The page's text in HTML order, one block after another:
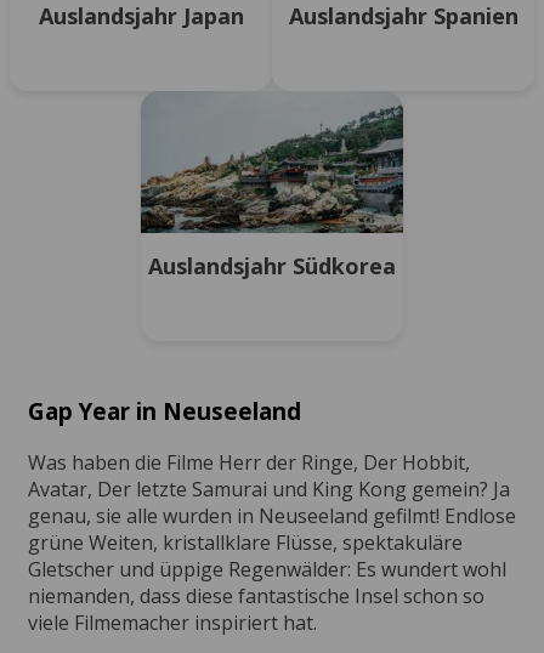
Auslandsjahr Japan Auslandsjahr Spanien
Auslandsjahr Südkorea
Gap Year in Neuseeland
Was haben die Filme Herr der Ringe, Der Hobbit,
Avatar, Der letzte Samurai und King Kong gemein? Ja
genau, sie alle wurden in Neuseeland gefilmt! Endlose
grüne Weiten, kristallklare Flüsse, spektakuläre
Gletscher und üppige Regenwälder: Es wundert wohl
niemanden, dass diese fantastische Insel schon so
viele Filmemacher inspiriert hat.